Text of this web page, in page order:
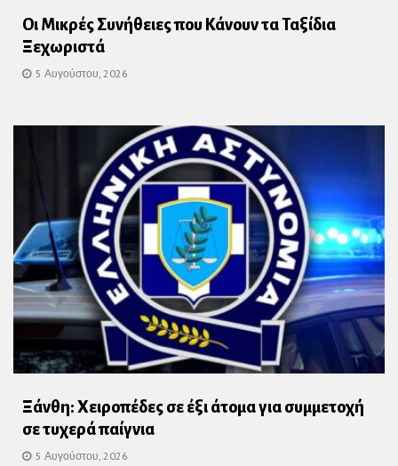
Οι Μικρές Συνήθειες που Κάνουν τα Ταξίδια
Ξεχωριστά
5 Αυγούστου, 2026
Ξάνθη: Χειροπέδες σε έξι άτομα για συμμετοχή
σε τυχερά παίγνια
5 Αυγούστου, 2026